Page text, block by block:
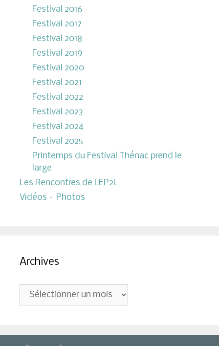
Festival 2016
Festival 2017
Festival 2018
Festival 2019
Festival 2020
Festival 2021
Festival 2022
Festival 2023
Festival 2024
Festival 2025
Printemps du Festival Thénac prend le
large
Les Rencontres de LEP2L
Vidéos – Photos
Archives
Archives